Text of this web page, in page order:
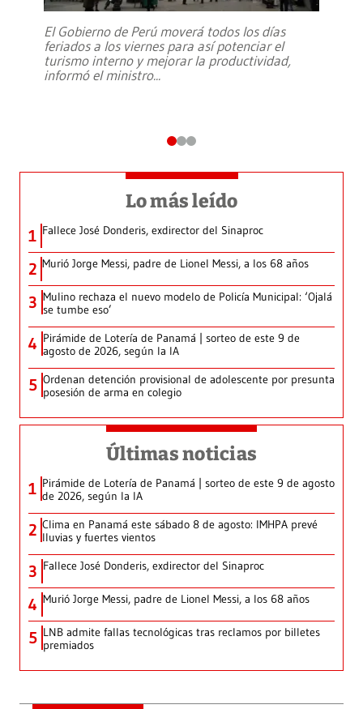
El Gobierno de Perú moverá todos los días
feriados a los viernes para así potenciar el
turismo interno y mejorar la productividad,
informó el ministro...
Lo más leído
1 Fallece José Donderis, exdirector del Sinaproc
2 Murió Jorge Messi, padre de Lionel Messi, a los 68 años
3 Mulino rechaza el nuevo modelo de Policía Municipal: ‘Ojalá
se tumbe eso’
4 Pirámide de Lotería de Panamá | sorteo de este 9 de
agosto de 2026, según la IA
5 Ordenan detención provisional de adolescente por presunta
posesión de arma en colegio
Últimas noticias
1 Pirámide de Lotería de Panamá | sorteo de este 9 de agosto
de 2026, según la IA
2 Clima en Panamá este sábado 8 de agosto: IMHPA prevé
lluvias y fuertes vientos
3 Fallece José Donderis, exdirector del Sinaproc
4 Murió Jorge Messi, padre de Lionel Messi, a los 68 años
5 LNB admite fallas tecnológicas tras reclamos por billetes
premiados